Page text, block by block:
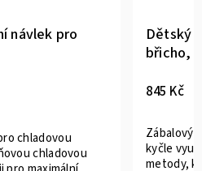
Dětský zábalový pás na
břicho, prsa, záda, kyčle
Zábalový pás - hrudník,
kyčle využijete dle tradiční
metody, kterou doporučuje